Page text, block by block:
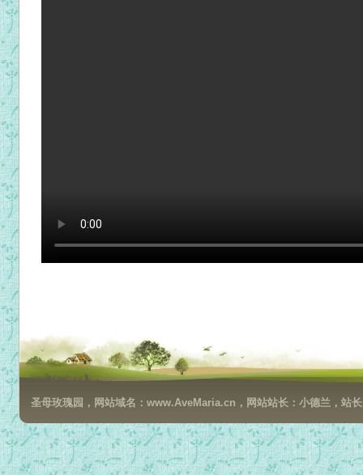
圣母玫瑰园，网站域名：www.AveMaria.cn，网站站长：小德兰，